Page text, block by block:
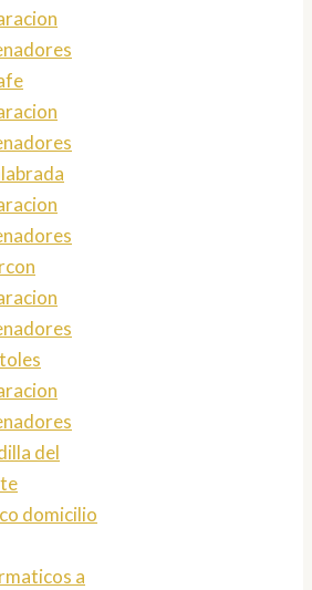
del
domicilio
a